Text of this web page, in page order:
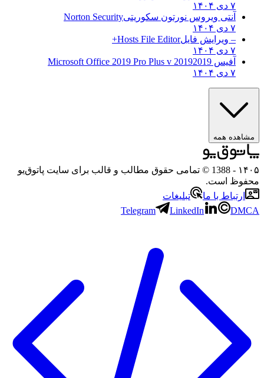
آنتی ویروس نورتون سکوریتی Norton Security
– ویرایش فایلHosts File Editor+
آفیس 20192019 Microsoft Office 2019 Pro Plus v
همه
- 1388 © تمامی حقوق مطالب و قالب برای سایت پاتوق‌یو
است.
ارتباط با ما
تبلیغات
Telegram
LinkedIn